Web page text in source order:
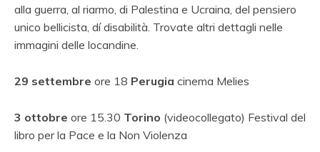
alla guerra, al riarmo, di Palestina e Ucraina, del pensiero
unico bellicista, dí disabilità. Trovate altri dettagli nelle
immagini delle locandine.
29 settembre ore 18 Perugia cinema Melies
3 ottobre ore 15.30 Torino (videocollegato) Festival del
libro per la Pace e la Non Violenza